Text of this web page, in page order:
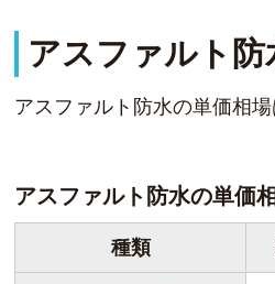
アスファルト
アスファルト防水の単価相場
アスファルト防水の単価
種類